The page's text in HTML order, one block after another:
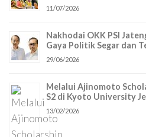
11/07/2026
Nakhodai OKK PSI
Gaya Politik Segar dan
29/06/2026
Melalui Ajinomoto
S2 di Kyoto University
13/02/2026